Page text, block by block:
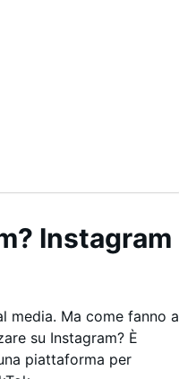
Instagram
media. Ma come fanno a
su Instagram? È
piattaforma per